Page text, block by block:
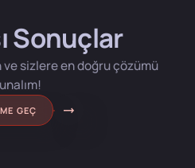
Sonuçlar
sizlere en doğru çözümü
GEÇ